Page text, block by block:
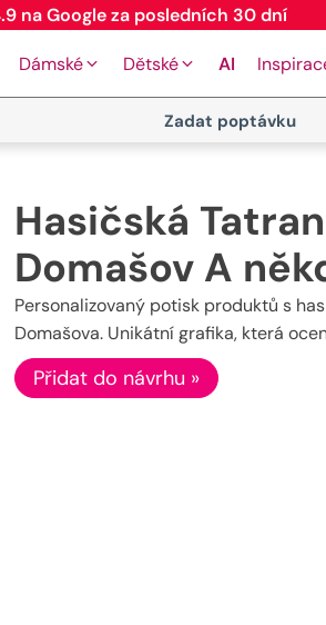
na Google za posledních 30 dní
Dámské Dětské AI
Zadat poptávku
Hasičská
Domašov A
Personalizovaný potisk produktů s
Domašova. Unikátní grafika, která
Přidat do návrhu »